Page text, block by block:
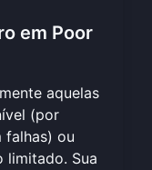
em Poor
aquelas
(por
falhas) ou
limitado. Sua